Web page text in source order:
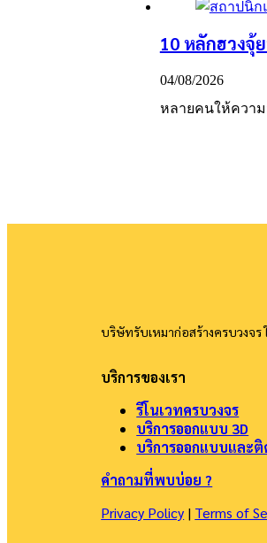
10 หลักฮวงจุ้
04/08/2026
หลายคนให้ควา
บริษัทรับเหมาก่อสร้างครบวงจ
บริการของเรา
รีโนเวทครบวงจร
บริการออกแบบ 3D
บริการออกแบบและ
คำถามที่พบบ่อย ?
Privacy Policy | Terms of